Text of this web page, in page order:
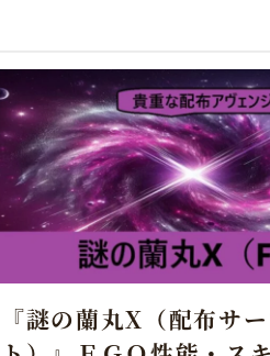
『謎の蘭丸X（配布サ